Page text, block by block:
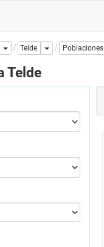
Dropdown
Telde Dropdown
Poblaciones
Telde